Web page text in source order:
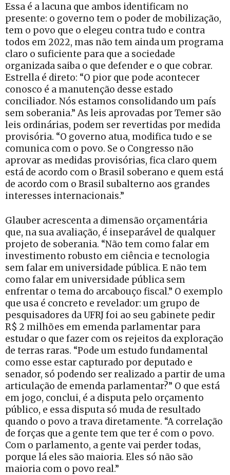
Essa é a lacuna que ambos identificam no
presente: o governo tem o poder de mobilização,
tem o povo que o elegeu contra tudo e contra
todos em 2022, mas não tem ainda um programa
claro o suficiente para que a sociedade
organizada saiba o que defender e o que cobrar.
Estrella é direto: “O pior que pode acontecer
conosco é a manutenção desse estado
conciliador. Nós estamos consolidando um país
sem soberania.” As leis aprovadas por Temer são
leis ordinárias, podem ser revertidas por medida
provisória. “O governo atua, modifica tudo e se
comunica com o povo. Se o Congresso não
aprovar as medidas provisórias, fica claro quem
está de acordo com o Brasil soberano e quem está
de acordo com o Brasil subalterno aos grandes
interesses internacionais.”
Glauber acrescenta a dimensão orçamentária
que, na sua avaliação, é inseparável de qualquer
projeto de soberania. “Não tem como falar em
investimento robusto em ciência e tecnologia
sem falar em universidade pública. E não tem
como falar em universidade pública sem
enfrentar o tema do arcabouço fiscal.” O exemplo
que usa é concreto e revelador: um grupo de
pesquisadores da UFRJ foi ao seu gabinete pedir
R$ 2 milhões em emenda parlamentar para
estudar o que fazer com os rejeitos da exploração
de terras raras. “Pode um estudo fundamental
como esse estar capturado por deputado e
senador, só podendo ser realizado a partir de uma
articulação de emenda parlamentar?” O que está
em jogo, conclui, é a disputa pelo orçamento
público, e essa disputa só muda de resultado
quando o povo a trava diretamente. “A correlação
de forças que a gente tem que ter é com o povo.
Com o parlamento, a gente vai perder todas,
porque lá eles são maioria. Eles só não são
maioria com o povo real.”